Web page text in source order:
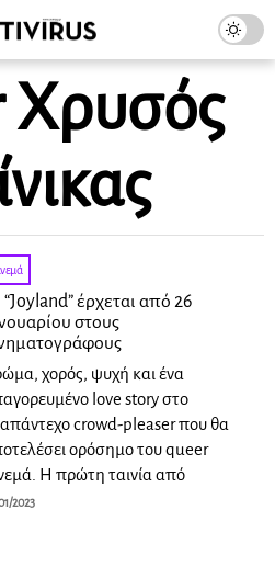
Χρυσός
“Joyland” έρχεται από 26
στους
χορός, ψυχή και ένα
love story στο
crowd-pleaser που θα
ορόσημο του queer
Η πρώτη ταινία από
2023